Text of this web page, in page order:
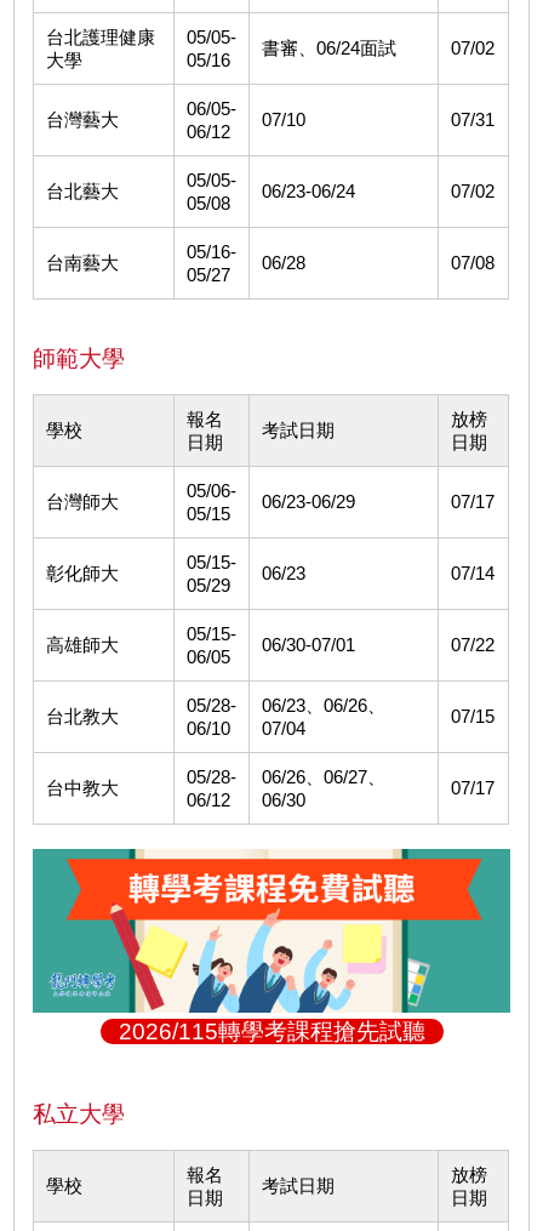
台北護理健康
大學
05/05-
05/16
書審、06/24面試 07/02
台灣藝大
06/05-
06/12
07/10 07/31
台北藝大
05/05-
05/08
06/23-06/24 07/02
台南藝大
05/16-
05/27
06/28 07/08
師範大學
學校
報名
日期
考試日期
放榜
日期
台灣師大
05/06-
05/15
06/23-06/29 07/17
彰化師大
05/15-
05/29
06/23 07/14
高雄師大
05/15-
06/05
06/30-07/01 07/22
台北教大
05/28-
06/10
06/23、06/26、
07/04
07/15
台中教大
05/28-
06/12
06/26、06/27、
06/30
07/17
2026/115轉學考課程搶先試聽
私立大學
學校
報名
日期
考試日期
放榜
日期